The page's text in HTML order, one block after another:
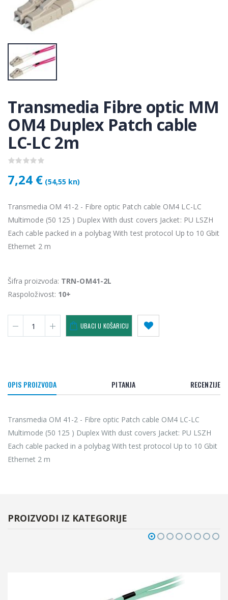
Transmedia Fibre optic MM
OM4 Duplex Patch cable
LC-LC 2m
7,24 € (54,55 kn)
Transmedia OM 41-2 - Fibre optic Patch cable OM4 LC-LC
Multimode (50 125 ) Duplex With dust covers Jacket: PU LSZH
Each cable packed in a polybag With test protocol Up to 10 Gbit
Ethernet 2 m
Šifra proizvoda: TRN-OM41-2L
Raspoloživost: 10+
UBACI U KOŠARICU
OPIS PROIZVODA PITANJA RECENZIJE
Transmedia OM 41-2 - Fibre optic Patch cable OM4 LC-LC
Multimode (50 125 ) Duplex With dust covers Jacket: PU LSZH
Each cable packed in a polybag With test protocol Up to 10 Gbit
Ethernet 2 m
€
€
€
KAMERA DS-2CD1121-I(2.8mm)
28,50 €
Lenovo ThinkPad T14s Gen2 i5-1145G7, 16GB, 256GB SSD + 24' 2k USB-C
749,00 €
PROIZVODI IZ KATEGORIJE